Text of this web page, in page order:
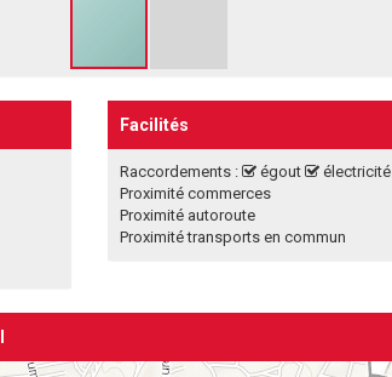
Facilités
Raccordements : égout électricité
Proximité commerces
Proximité autoroute
Proximité transports en commun